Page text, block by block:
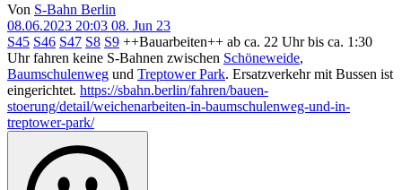
Von S-Bahn Berlin
08.06.2023 20:03 08. Jun 23
S45 S46 S47 S8 S9 ++Bauarbeiten++ ab ca. 22 Uhr bis ca. 1:30
Uhr fahren keine S-Bahnen zwischen Schöneweide,
Baumschulenweg und Treptower Park. Ersatzverkehr mit Bussen ist
eingerichtet. https://sbahn.berlin/fahren/bauen-
stoerung/detail/weichenarbeiten-in-baumschulenweg-und-in-
treptower-park/